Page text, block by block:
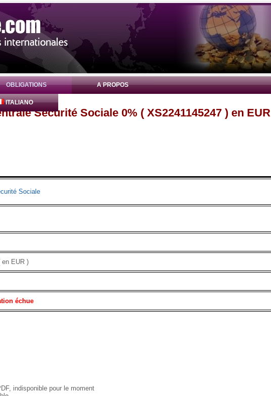
OBLIGATIONS A PROPOS
ITALIANO
Sécurité Sociale 0% ( XS2241145247 ) en EUR
Sociale
EUR )
échue
indisponible pour le moment